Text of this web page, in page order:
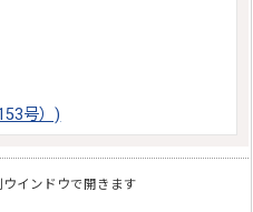
号）)
インドウで開きます